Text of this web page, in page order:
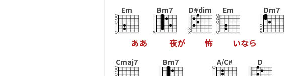
Em
ああ
Bm7
夜が
D#dim
怖
Em
いなら
Dm7
Cmaj7 Bm7 A/C# D